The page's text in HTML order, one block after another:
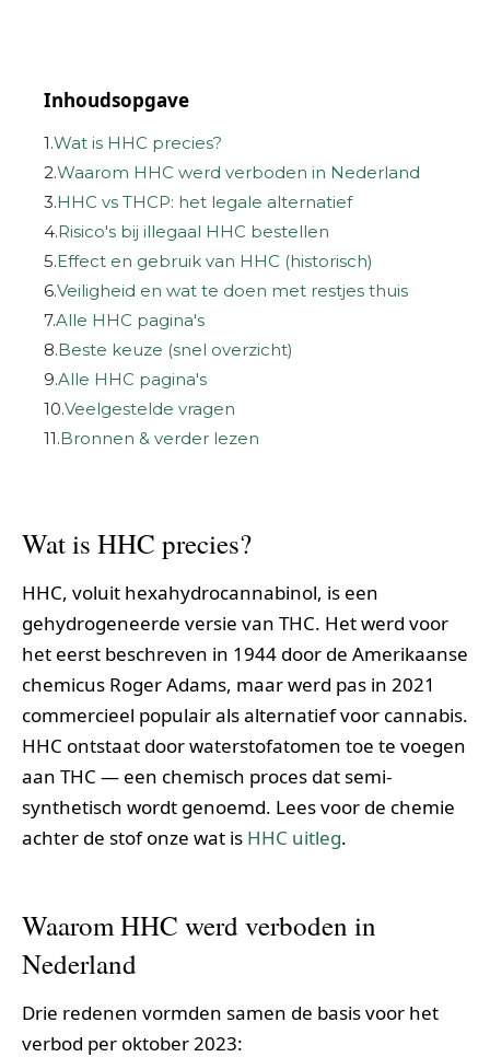
Inhoudsopgave
1.Wat is HHC precies?
2.Waarom HHC werd verboden in Nederland
3.HHC vs THCP: het legale alternatief
4.Risico's bij illegaal HHC bestellen
5.Effect en gebruik van HHC (historisch)
6.Veiligheid en wat te doen met restjes thuis
7.Alle HHC pagina's
8.Beste keuze (snel overzicht)
9.Alle HHC pagina's
10.Veelgestelde vragen
11.Bronnen & verder lezen
Wat is HHC precies?
HHC, voluit hexahydrocannabinol, is een
gehydrogeneerde versie van THC. Het werd voor
het eerst beschreven in 1944 door de Amerikaanse
chemicus Roger Adams, maar werd pas in 2021
commercieel populair als alternatief voor cannabis.
HHC ontstaat door waterstofatomen toe te voegen
aan THC — een chemisch proces dat semi-
synthetisch wordt genoemd. Lees voor de chemie
achter de stof onze wat is HHC uitleg.
Waarom HHC werd verboden in
Nederland
Drie redenen vormden samen de basis voor het
verbod per oktober 2023: